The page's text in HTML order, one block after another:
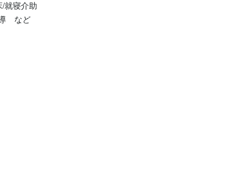
就寝介助
　など